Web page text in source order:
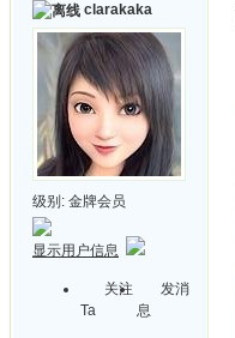
clarakaka
级别: 金牌会员
显示用户信息
关注
Ta
发消
息